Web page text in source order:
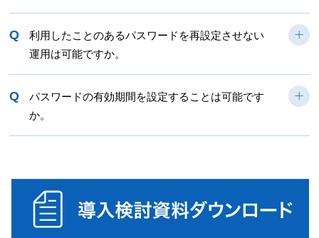
Q
利用したことのあるパスワードを再設定させない
運用は可能ですか。
Q
パスワードの有効期間を設定することは可能です
か。